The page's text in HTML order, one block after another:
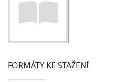
FORMÁTY KE STAŽENÍ